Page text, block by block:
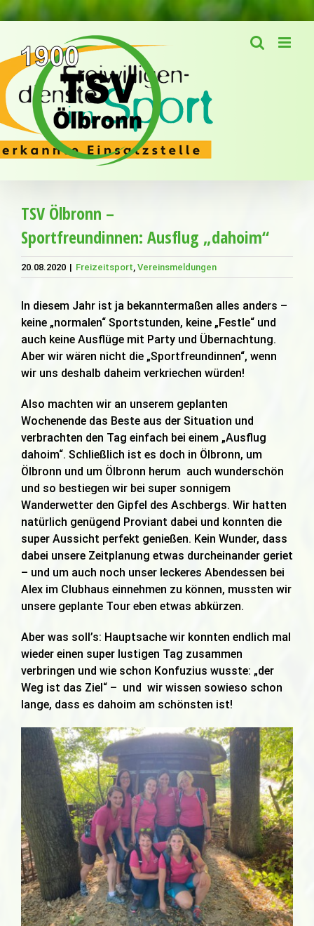
Inhalt
springen
TSV Ölbronn –
Sportfreundinnen: Ausflug „dahoim“
20.08.2020 | Freizeitsport, Vereinsmeldungen
In diesem Jahr ist ja bekanntermaßen alles anders –
keine „normalen“ Sportstunden, keine „Festle“ und
auch keine Ausflüge mit Party und Übernachtung.
Aber wir wären nicht die „Sportfreundinnen“, wenn
wir uns deshalb daheim verkriechen würden!
Also machten wir an unserem geplanten
Wochenende das Beste aus der Situation und
verbrachten den Tag einfach bei einem „Ausflug
dahoim“. Schließlich ist es doch in Ölbronn, um
Ölbronn und um Ölbronn herum auch wunderschön
und so bestiegen wir bei super sonnigem
Wanderwetter den Gipfel des Aschbergs. Wir hatten
natürlich genügend Proviant dabei und konnten die
super Aussicht perfekt genießen. Kein Wunder, dass
dabei unsere Zeitplanung etwas durcheinander geriet
– und um auch noch unser leckeres Abendessen bei
Alex im Clubhaus einnehmen zu können, mussten wir
unsere geplante Tour eben etwas abkürzen.
Aber was soll’s: Hauptsache wir konnten endlich mal
wieder einen super lustigen Tag zusammen
verbringen und wie schon Konfuzius wusste: „der
Weg ist das Ziel“ – und wir wissen sowieso schon
lange, dass es dahoim am schönsten ist!